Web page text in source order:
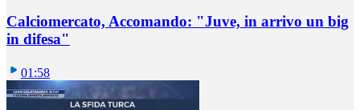
Calciomercato, Accomando: "Juve, in arrivo un big
in difesa"
01:58